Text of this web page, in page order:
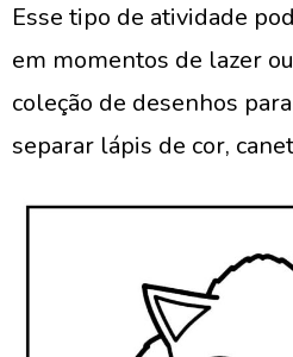
Esse tipo de atividade
em momentos de lazer
coleção de desenhos
separar lápis de cor,